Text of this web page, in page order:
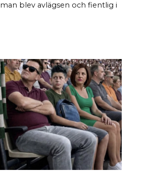
man blev avlägsen och fientlig i